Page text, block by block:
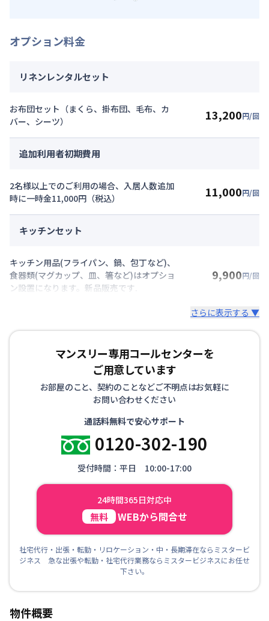
オプション料金
リネンレンタルセット
お布団セット（まくら、掛布団、毛布、カ
バー、シーツ）
13,200円/回
追加利用者初期費用
2名様以上でのご利用の場合、入居人数追加
時に一時金11,000円（税込）
11,000円/回
キッチンセット
キッチン用品(フライパン、鍋、包丁など)、
食器類(マグカップ、皿、箸など)はオプショ
ン設置になります。新品販売です.
9,900円/回
さらに表示する ▼
マンスリー専用コールセンターを
ご用意しています
お部屋のこと、契約のことなどご不明点はお気軽に
お問い合わせください
通話料無料で安心サポート
0120-302-190
受付時間：平日 10:00-17:00
24時間365日対応中
無料 WEBから問合せ
社宅代行・出張・転勤・リロケーション・中・長期滞在ならミスタービ
ジネス 急な出張や転勤・社宅代行業務ならミスタービジネスにお任せ
下さい。
物件概要